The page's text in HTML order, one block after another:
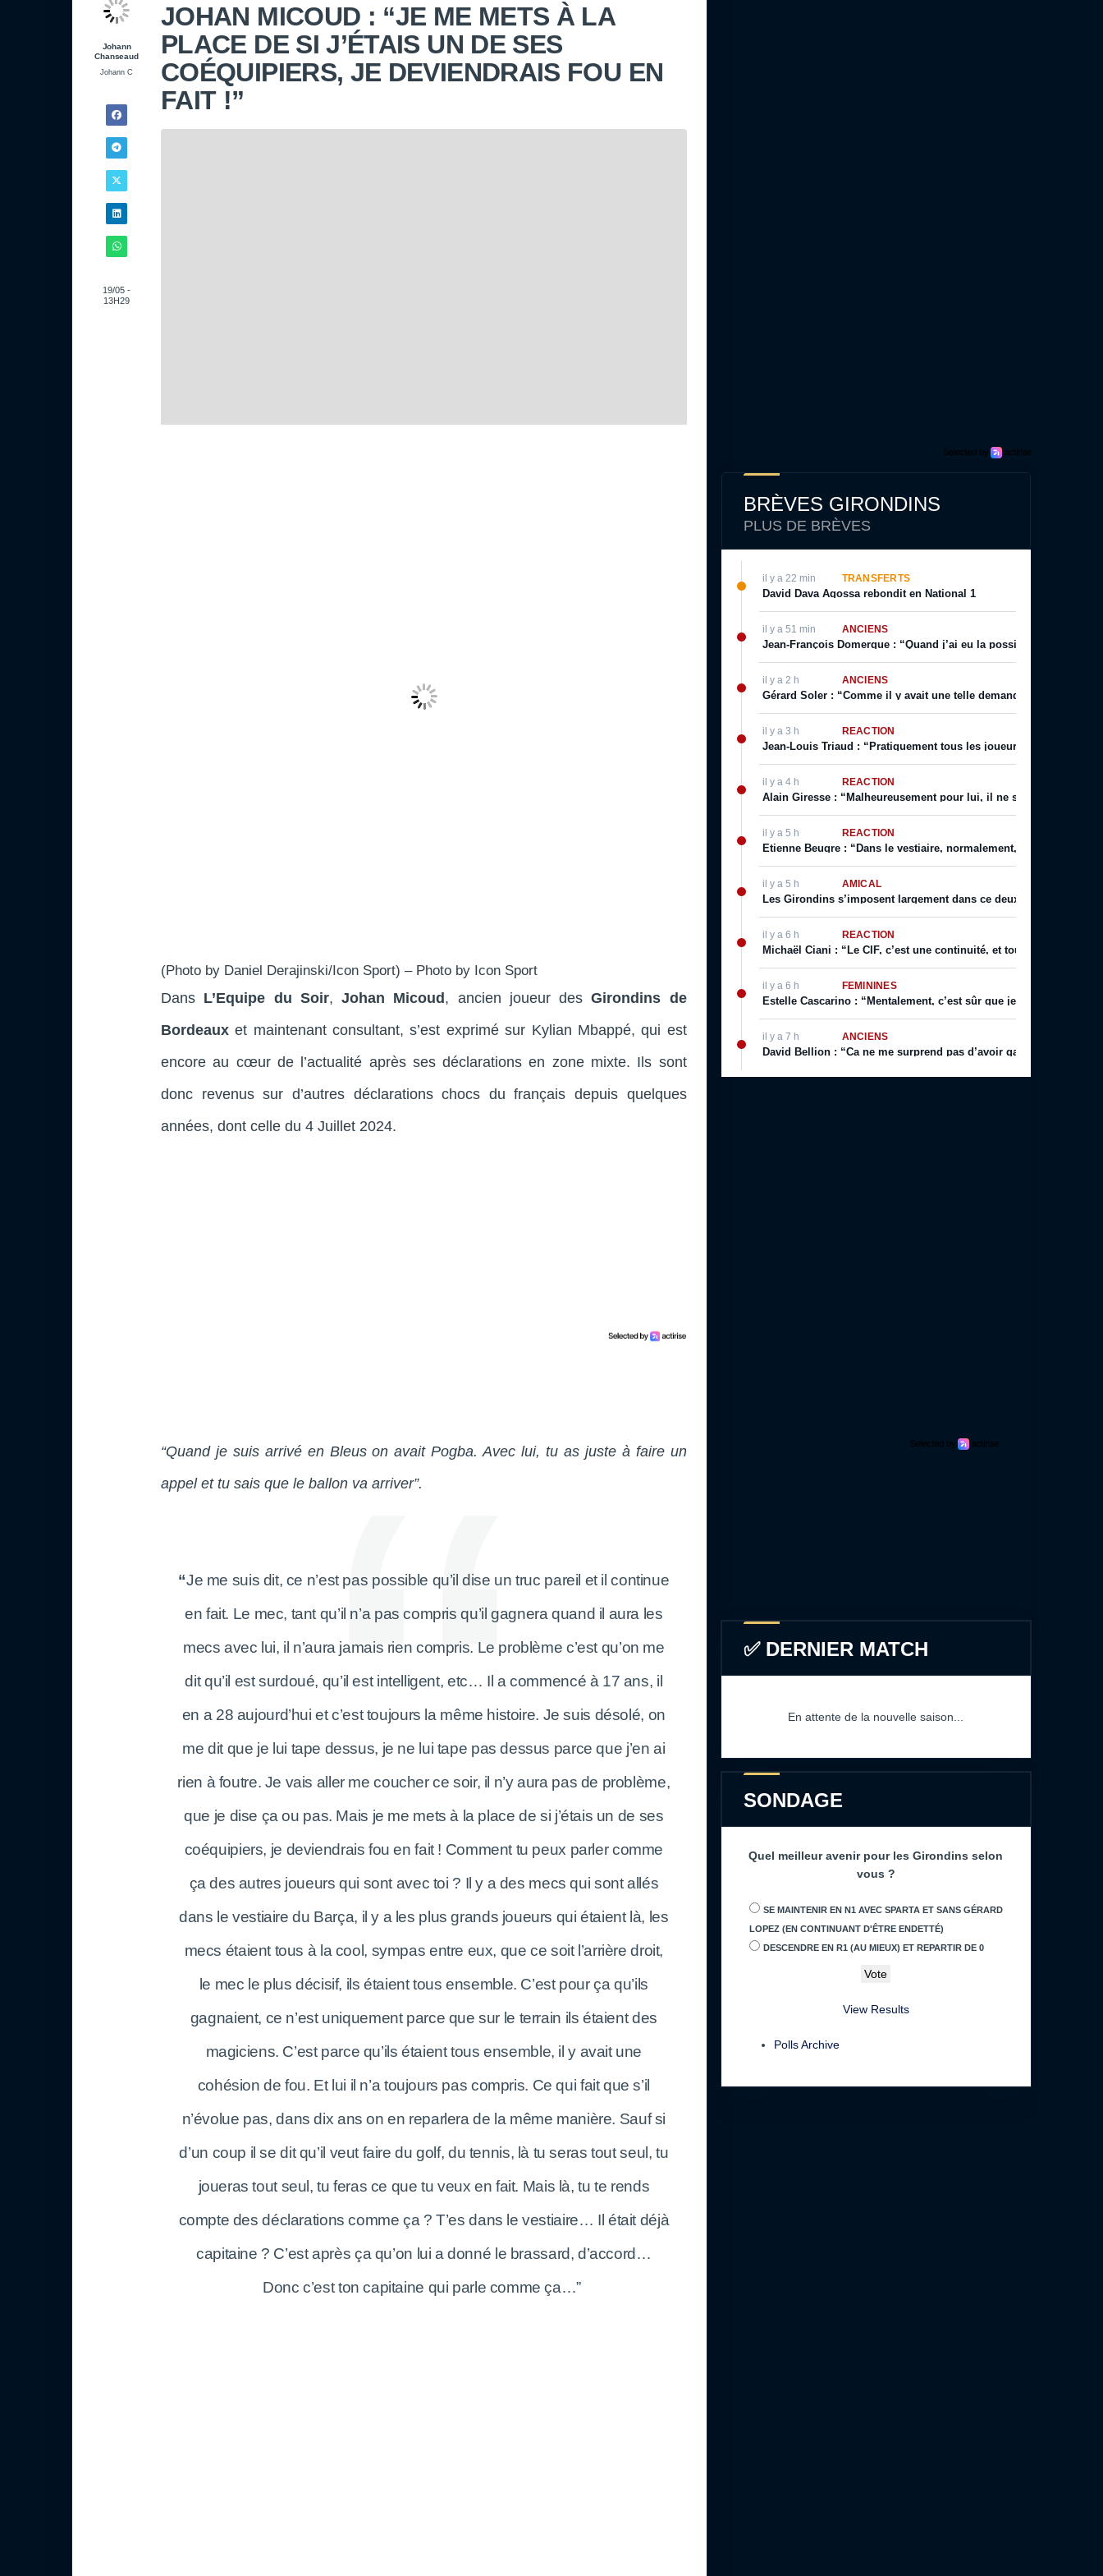
Johann
Chanseaud
Johann C
19/05 -
13H29
JOHAN MICOUD : “JE ME METS À LA
PLACE DE SI J’ÉTAIS UN DE SES
COÉQUIPIERS, JE DEVIENDRAIS FOU EN
FAIT !”
(Photo by Daniel Derajinski/Icon Sport) – Photo by Icon Sport
Dans L’Equipe du Soir,Johan Micoud, ancien joueur desGirondins de
Bordeaux et maintenant consultant,s’est exprimé sur Kylian Mbappé, qui est
encore au cœur de l’actualité après ses déclarations en zone mixte. Ils sont
donc revenus sur d’autres déclarations chocs du français depuis quelques
années, dont celle du 4 Juillet 2024.
“Quand je suis arrivé en Bleus on avait Pogba. Avec lui, tu as juste à faire un
appel et tu sais que le ballon va arriver”.
“Je me suis dit, ce n’est pas possible qu’il dise un truc pareil et il continue
en fait. Le mec, tant qu’il n’a pas compris qu’il gagnera quand il aura les
mecs avec lui, il n’aura jamais rien compris. Le problème c’est qu’on me
dit qu’il est surdoué, qu’il est intelligent, etc… Il a commencé à 17 ans, il
en a 28 aujourd’hui et c’est toujours la même histoire. Je suis désolé, on
me dit que je lui tape dessus, je ne lui tape pas dessus parce que j’en ai
rien à foutre. Je vais aller me coucher ce soir, il n’y aura pas de problème,
que je dise ça ou pas. Mais je me mets à la place de si j’étais un de ses
coéquipiers, je deviendrais fou en fait ! Comment tu peux parler comme
ça des autres joueurs qui sont avec toi ? Il y a des mecs qui sont allés
dans le vestiaire du Barça, il y a les plus grands joueurs qui étaient là, les
mecs étaient tous à la cool, sympas entre eux, que ce soit l’arrière droit,
le mec le plus décisif, ils étaient tous ensemble. C’est pour ça qu’ils
gagnaient, ce n’est uniquement parce que sur le terrain ils étaient des
magiciens. C’est parce qu’ils étaient tous ensemble, il y avait une
cohésion de fou. Et lui il n’a toujours pas compris. Ce qui fait que s’il
n’évolue pas, dans dix ans on en reparlera de la même manière. Sauf si
d’un coup il se dit qu’il veut faire du golf, du tennis, là tu seras tout seul, tu
joueras tout seul, tu feras ce que tu veux en fait. Mais là, tu te rends
compte des déclarations comme ça ? T’es dans le vestiaire… Il était déjà
capitaine ? C’est après ça qu’on lui a donné le brassard, d’accord…
Donc c’est ton capitaine qui parle comme ça…”
BRÈVES GIRONDINS
PLUS DE BRÈVES
il y a 22 min TRANSFERTS
David Dava Agossa rebondit en National 1
il y a 51 min ANCIENS
Jean-François Domergue : “Quand j’ai eu la possibilité d’avoir
il y a 2 h ANCIENS
Gérard Soler : “Comme il y avait une telle demande, on m’a
il y a 3 h RÉACTION
Jean-Louis Triaud : “Pratiquement tous les joueurs qui sont
il y a 4 h RÉACTION
Alain Giresse : “Malheureusement pour lui, il ne s’en est jamais
il y a 5 h RÉACTION
Etienne Beugre : “Dans le vestiaire, normalement, chaque
il y a 5 h AMICAL
Les Girondins s’imposent largement dans ce deuxième match de
il y a 6 h RÉACTION
Michaël Ciani : “Le CIF, c’est une continuité, et toujours cette
il y a 6 h FÉMININES
Estelle Cascarino : “Mentalement, c’est sûr que je suis plus
il y a 7 h ANCIENS
David Bellion : “Ca ne me surprend pas d’avoir gagné des titres
✅ DERNIER MATCH
En attente de la nouvelle saison...
SONDAGE
Quel meilleur avenir pour les Girondins selon
vous ?
SE MAINTENIR EN N1 AVEC SPARTA ET SANS GÉRARD
LOPEZ (EN CONTINUANT D'ÊTRE ENDETTÉ)
DESCENDRE EN R1 (AU MIEUX) ET REPARTIR DE 0
View Results
Polls Archive